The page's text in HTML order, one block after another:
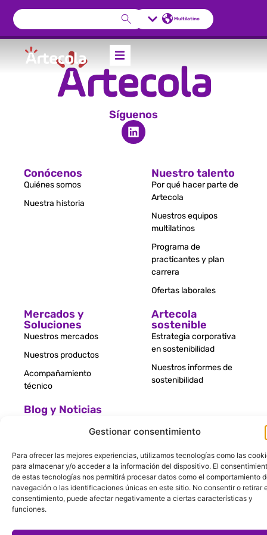
Gestionar consentimiento
Para ofrecer las mejores experiencias, utilizamos tecnologías como las
para almacenar y/o acceder a la información del dispositivo. El
de estas tecnologías nos permitirá procesar datos como el comportamiento
navegación o las identificaciones únicas en este sitio. No consentir o retirar
consentimiento, puede afectar negativamente a ciertas características y
funciones.
Multilatino
Síguenos
Conócenos
Quiénes somos
Nuestra historia
Nuestro talento
Por qué hacer parte de
Artecola
Nuestros equipos
multilatinos
Programa de
practicantes y plan
carrera
Ofertas laborales
Mercados y
Soluciones
Nuestros mercados
Nuestros productos
Acompañamiento
técnico
Artecola
sostenible
Estrategia corporativa
en sostenibilidad
Nuestros informes de
sostenibilidad
Blog y Noticias
Aviso legal – Política
de privacidad –
Política de cookies
© Todos los
derechos